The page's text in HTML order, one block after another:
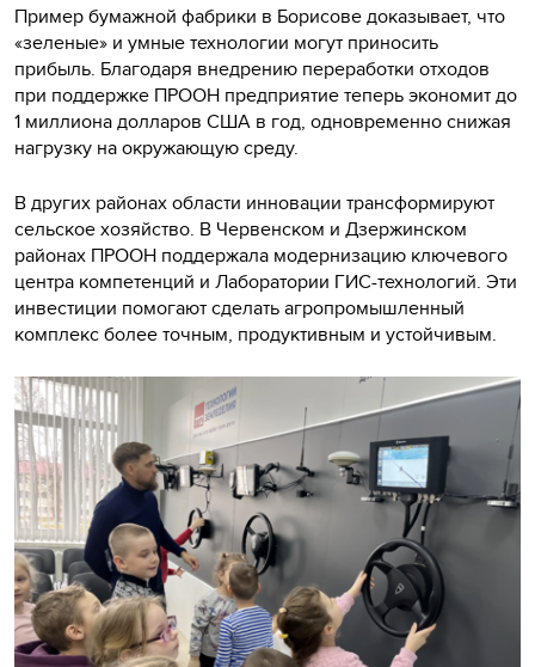
Пример бумажной фабрики в Борисове доказывает, что
«зеленые» и умные технологии могут приносить
прибыль. Благодаря внедрению переработки отходов
при поддержке ПРООН предприятие теперь экономит до
1 миллиона долларов США в год, одновременно снижая
нагрузку на окружающую среду.
В других районах области инновации трансформируют
сельское хозяйство. В Червенском и Дзержинском
районах ПРООН поддержала модернизацию ключевого
центра компетенций и Лаборатории ГИС-технологий. Эти
инвестиции помогают сделать агропромышленный
комплекс более точным, продуктивным и устойчивым.